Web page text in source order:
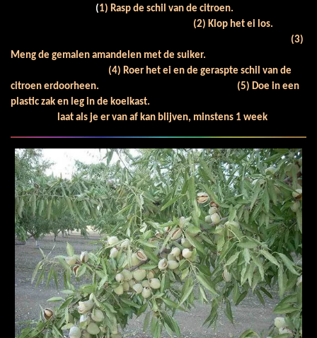
(1) Rasp de schil van de citroen.
(2) Klop het ei los.
(3)
Meng de gemalen amandelen met de suiker.
(4) Roer het ei en de geraspte schil van de
citroen erdoorheen. (5) Doe in een
plastic zak en leg in de koelkast.
laat als je er van af kan blijven, minstens 1 week